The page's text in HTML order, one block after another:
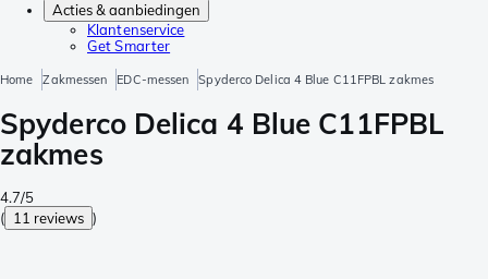
Acties & aanbiedingen
Klantenservice
Get Smarter
Home Zakmessen EDC-messen Spyderco Delica 4 Blue C11FPBL zakmes
Spyderco Delica 4 Blue C11FPBL
zakmes
4.7/5
( 11 reviews )